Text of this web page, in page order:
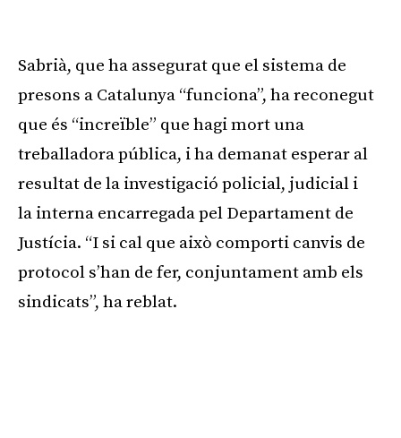
Sabrià, que ha assegurat que el sistema de
presons a Catalunya “funciona”, ha reconegut
que és “increïble” que hagi mort una
treballadora pública, i ha demanat esperar al
resultat de la investigació policial, judicial i
la interna encarregada pel Departament de
Justícia. “I si cal que això comporti canvis de
protocol s’han de fer, conjuntament amb els
sindicats”, ha reblat.